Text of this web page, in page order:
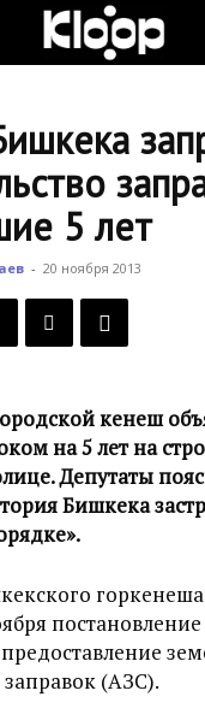
5 лет
- 20 ноября 2013
кенеш
на 5 лет на
Депутаты
Бишкека
заправок (АЗС).